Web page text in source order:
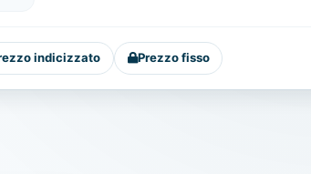
indicizzato Prezzo fisso